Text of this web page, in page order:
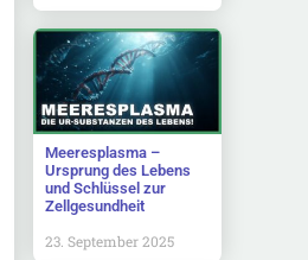
Meeresplasma –
Ursprung des Lebens
und Schlüssel zur
Zellgesundheit
23. September 2025